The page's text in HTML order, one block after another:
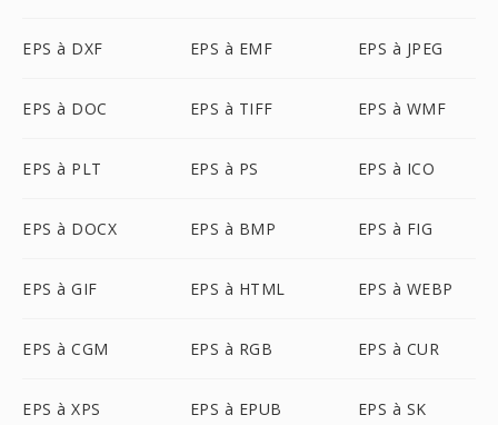
EPS à DXF EPS à EMF EPS à JPEG
EPS à DOC EPS à TIFF EPS à WMF
EPS à PLT EPS à PS EPS à ICO
EPS à DOCX EPS à BMP EPS à FIG
EPS à GIF EPS à HTML EPS à WEBP
EPS à CGM EPS à RGB EPS à CUR
EPS à XPS EPS à EPUB EPS à SK